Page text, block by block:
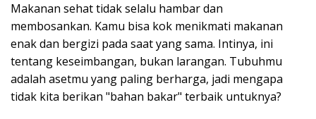
Makanan sehat tidak selalu hambar dan
membosankan. Kamu bisa kok menikmati makanan
enak dan bergizi pada saat yang sama. Intinya, ini
tentang keseimbangan, bukan larangan. Tubuhmu
adalah asetmu yang paling berharga, jadi mengapa
tidak kita berikan "bahan bakar" terbaik untuknya?